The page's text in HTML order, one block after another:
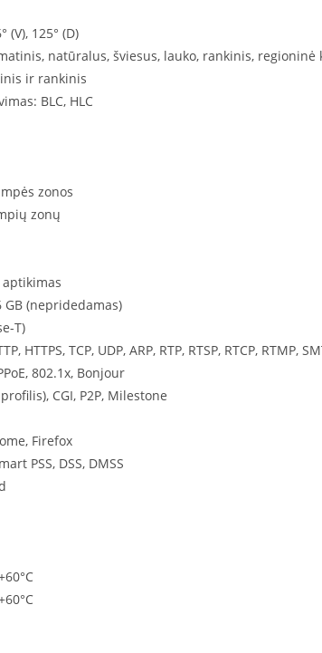
(V), 125° (D)
natūralus, šviesus, lauko, rankinis, regioninė
ir rankinis
BLC, HLC
zonos
zonų
(nepridedamas)
T)
HTTPS, TCP, UDP, ARP, RTP, RTSP, RTCP, RTMP,
802.1x, Bonjour
CGI, P2P, Milestone
Firefox
PSS, DSS, DMSS